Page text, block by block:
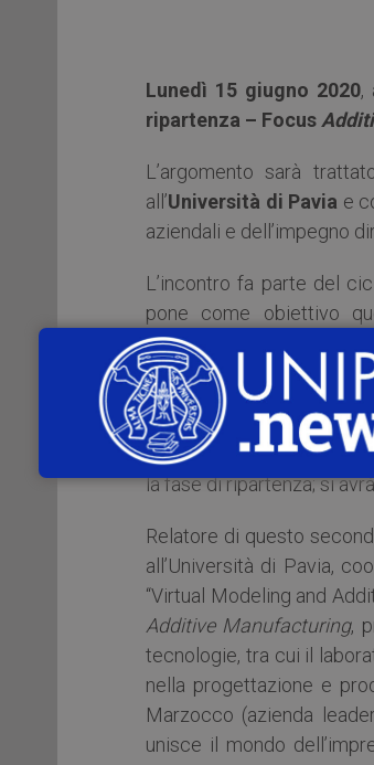
Lunedì 15 giugno 2020,
ripartenza – Focus
L’argomento sarà
all’Università di Pavia e
aziendali e dell’impegno
L’incontro fa parte del
pone come obiettivo
condivisione delle
Ogni webinar, della
tecnologia e sulle ricadute
di aziende adoptered
la fase di ripartenza; si
Relatore di questo
all’Università di Pavia,
“Virtual Modeling and
Additive Manufacturing,
tecnologie, tra cui il
nella progettazione e
Marzocco (azienda
unisce il mondo